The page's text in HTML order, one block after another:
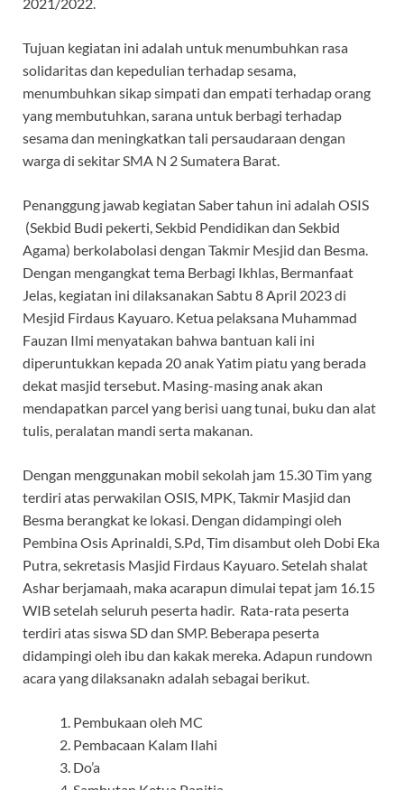
Tujuan kegiatan ini adalah untuk menumbuhkan rasa
solidaritas dan kepedulian terhadap sesama,
menumbuhkan sikap simpati dan empati terhadap orang
yang membutuhkan, sarana untuk berbagi terhadap
sesama dan meningkatkan tali persaudaraan dengan
warga di sekitar SMA N 2 Sumatera Barat.
Penanggung jawab kegiatan Saber tahun ini adalah OSIS
(Sekbid Budi pekerti, Sekbid Pendidikan dan Sekbid
Agama) berkolabolasi dengan Takmir Mesjid dan Besma.
Dengan mengangkat tema Berbagi Ikhlas, Bermanfaat
Jelas, kegiatan ini dilaksanakan Sabtu 8 April 2023 di
Mesjid Firdaus Kayuaro. Ketua pelaksana Muhammad
Fauzan Ilmi menyatakan bahwa bantuan kali ini
diperuntukkan kepada 20 anak Yatim piatu yang berada
dekat masjid tersebut. Masing-masing anak akan
mendapatkan parcel yang berisi uang tunai, buku dan alat
tulis, peralatan mandi serta makanan.
Dengan menggunakan mobil sekolah jam 15.30 Tim yang
terdiri atas perwakilan OSIS, MPK, Takmir Masjid dan
Besma berangkat ke lokasi. Dengan didampingi oleh
Pembina Osis Aprinaldi, S.Pd, Tim disambut oleh Dobi Eka
Putra, sekretasis Masjid Firdaus Kayuaro. Setelah shalat
Ashar berjamaah, maka acarapun dimulai tepat jam 16.15
WIB setelah seluruh peserta hadir. Rata-rata peserta
terdiri atas siswa SD dan SMP. Beberapa peserta
didampingi oleh ibu dan kakak mereka. Adapun rundown
acara yang dilaksanakn adalah sebagai berikut.
Pembukaan oleh MC
Pembacaan Kalam Ilahi
Do’a